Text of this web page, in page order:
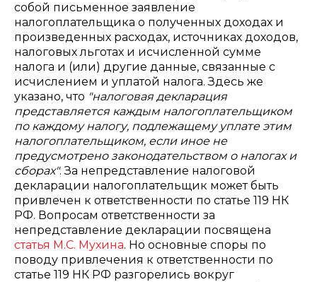
собой письменное заявление
налогоплательщика о полученных доходах и
произведенных расходах, источниках доходов,
налоговых льготах и исчисленной сумме
налога и (или) другие данные, связанные с
исчислением и уплатой налога. Здесь же
указано, что "налоговая декларация
представляется каждым налогоплательщиком
по каждому налогу, подлежащему уплате этим
налогоплательщиком, если иное не
предусмотрено законодательством о налогах и
сборах". За непредставление налоговой
декларации налогоплательщик может быть
привлечен к ответственности по статье 119 НК
РФ. Вопросам ответственности за
непредставление декларации посвящена
статья М.С. Мухина. Но основные споры по
поводу привлечения к ответственности по
статье 119 НК РФ разгорелись вокруг